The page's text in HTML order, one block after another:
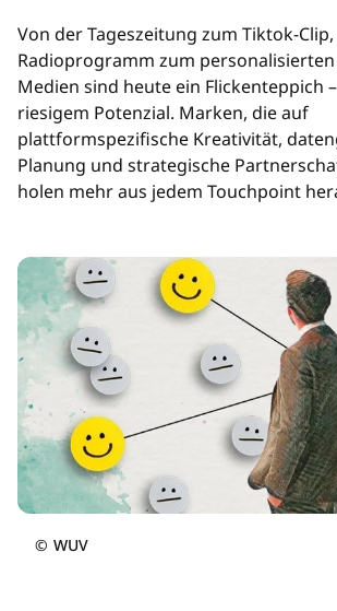
Von der Tageszeitung zum Tiktok-
Radioprogramm zum
Medien sind heute ein Flickenteppich
riesigem Potenzial. Marken, die auf
plattformspezifische Kreativität,
Planung und strategische
holen mehr aus jedem Touchpoint
© WUV